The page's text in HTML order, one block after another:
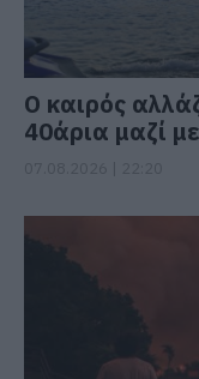
Ο καιρός
40άρια μαζί